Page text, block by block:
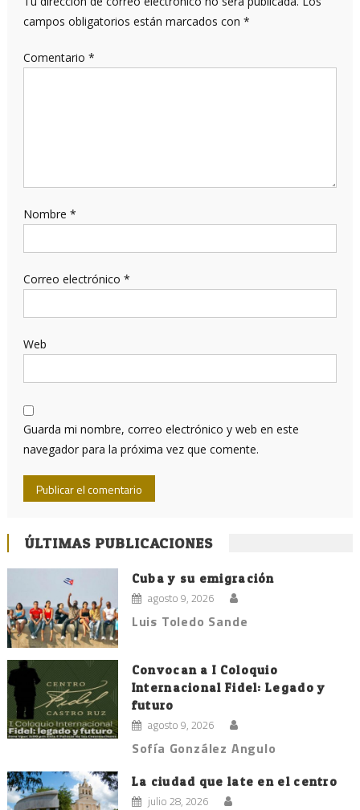
campos obligatorios están marcados con *
Comentario *
Nombre *
Correo electrónico *
Web
Guarda mi nombre, correo electrónico y web en este
navegador para la próxima vez que comente.
ÚLTIMAS PUBLICACIONES
Cuba y su emigración
agosto 9, 2026
Luis Toledo Sande
Convocan a I Coloquio
Internacional Fidel: Legado y
futuro
agosto 9, 2026
Sofía González Angulo
La ciudad que late en el centro
julio 28, 2026